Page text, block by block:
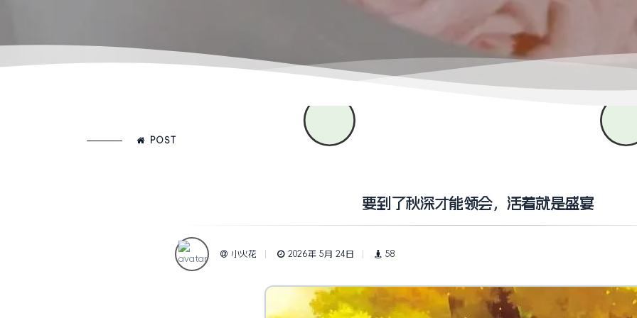
POST
要到了秋深才能领会，活着就是盛宴
小火花 2026年 5月 24日 58